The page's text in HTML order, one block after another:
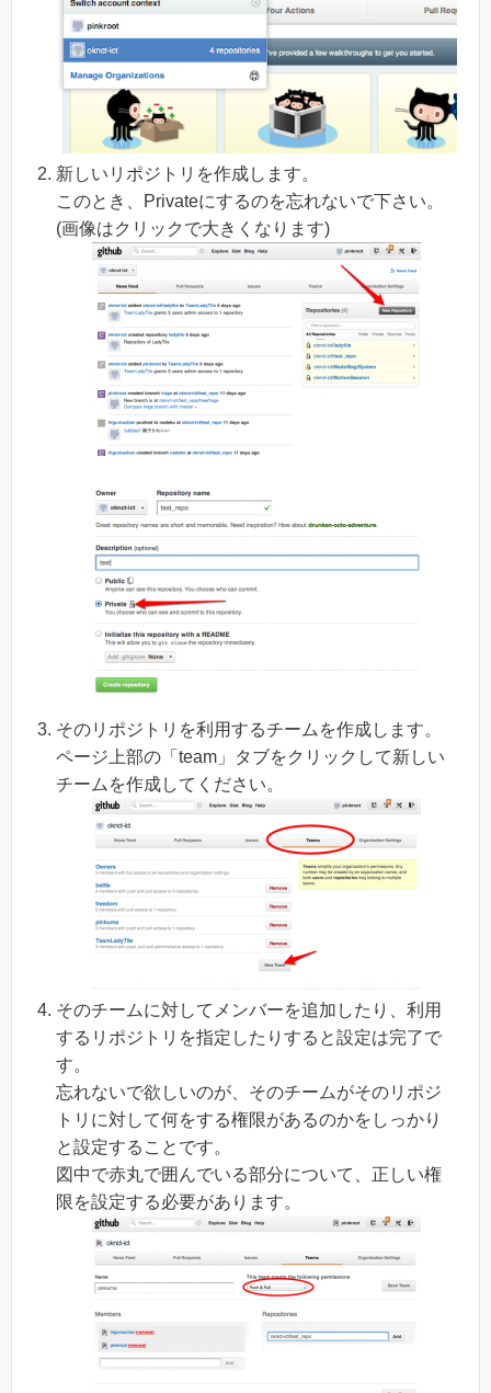
新しいリポジトリを作成します。
このとき、Privateにするのを忘れないで下さい。
(画像はクリックで大きくなります)
そのリポジトリを利用するチームを作成します。
ページ上部の「team」タブをクリックして新しい
チームを作成してください。
そのチームに対してメンバーを追加したり、利用
するリポジトリを指定したりすると設定は完了で
す。
忘れないで欲しいのが、そのチームがそのリポジ
トリに対して何をする権限があるのかをしっかり
と設定することです。
図中で赤丸で囲んでいる部分について、正しい権
限を設定する必要があります。